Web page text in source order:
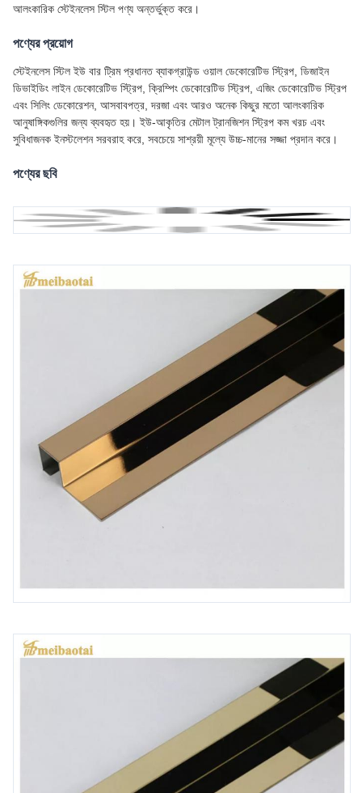
আলংকারিক স্টেইনলেস স্টিল পণ্য অন্তর্ভুক্ত করে।
পণ্যের প্রয়োগ
স্টেইনলেস স্টিল ইউ বার ট্রিম প্রধানত ব্যাকগ্রাউন্ড ওয়াল ডেকোরেটিভ স্ট্রিপ, ডিজাইন
ডিভাইডিং লাইন ডেকোরেটিভ স্ট্রিপ, ক্রিম্পিং ডেকোরেটিভ স্ট্রিপ, এজিং ডেকোরেটিভ স্ট্রিপ
এবং সিলিং ডেকোরেশন, আসবাবপত্র, দরজা এবং আরও অনেক কিছুর মতো আলংকারিক
আনুষাঙ্গিকগুলির জন্য ব্যবহৃত হয়। ইউ-আকৃতির মেটাল ট্রানজিশন স্ট্রিপ কম খরচ এবং
সুবিধাজনক ইনস্টলেশন সরবরাহ করে, সবচেয়ে সাশ্রয়ী মূল্যে উচ্চ-মানের সজ্জা প্রদান করে।
পণ্যের ছবি